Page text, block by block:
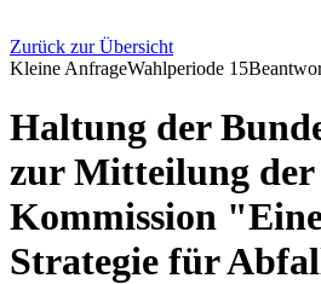
Zurück zur Übersicht
Kleine AnfrageWahlperiode 15
Haltung der
zur Mitteilung der
Kommission
Strategie für